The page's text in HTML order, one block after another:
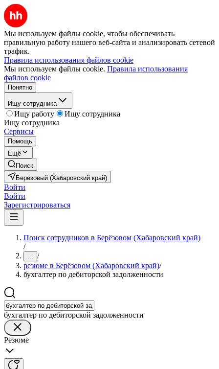
Мы используем файлы cookie, чтобы обеспечивать
правильную работу нашего веб-сайта и анализировать сетевой
трафик.
Правила использования файлов cookie
Мы используем файлы cookie. Правила использования
файлов cookie
Понятно
Ищу сотрудника
Ищу работу
Ищу сотрудника
Ищу сотрудника
Сервисы
Помощь
Ещё
Поиск
Берёзовый (Хабаровский край)
Войти
Войти
Зарегистрироваться
Поиск сотрудников в Берёзовом (Хабаровский край)
/
... /
резюме в Берёзовом (Хабаровский край)/
бухгалтер по дебиторской задолженности
бухгалтер по дебиторской задолженности
Резюме